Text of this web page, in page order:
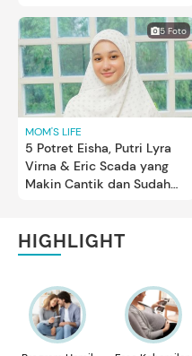
5 Foto
MOM'S LIFE
5 Potret Eisha, Putri Lyra
Virna & Eric Scada yang
Makin Cantik dan Sudah
HIGHLIGHT